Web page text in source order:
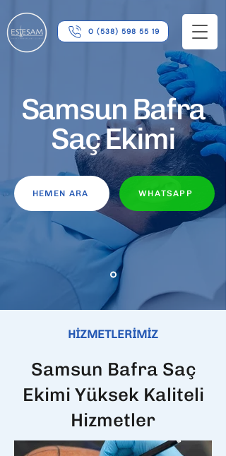
0 (538) 598 55 19
Samsun Bafra
Saç Ekimi
HEMEN ARA WHATSAPP
HİZMETLERİMİZ
Samsun Bafra Saç
Ekimi Yüksek Kaliteli
Hizmetler